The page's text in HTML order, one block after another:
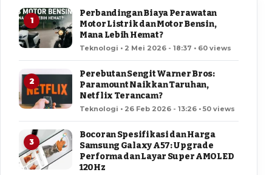
1
Perbandingan Biaya Perawatan
Motor Listrik dan Motor Bensin,
Mana Lebih Hemat?
Teknologi • 2 Mei 2026 - 18:37 • 60 views
2
Perebutan Sengit Warner Bros:
Paramount Naikkan Taruhan,
Netflix Terancam?
Teknologi • 26 Feb 2026 - 13:26 • 50 views
3
Bocoran Spesifikasi dan Harga
Samsung Galaxy A57: Upgrade
Performa dan Layar Super AMOLED
120Hz